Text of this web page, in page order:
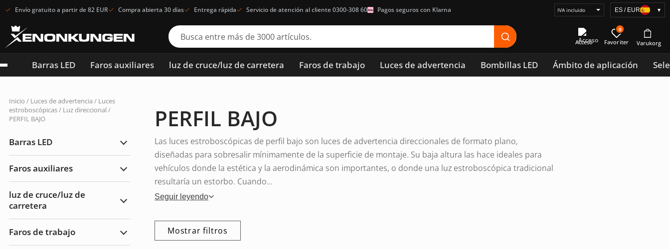
Envío gratuito a partir de 82 EUR Compra abierta 30 días Entrega rápida Servicio de atención al cliente 0300-308 60 Pagos seguros con Klarna
Seleccionar
visualización
precios
ES / EUR ▾
Acceso
0
Barras LED Faros auxiliares luz de cruce/luz de carretera Faros de trabajo Luces de advertencia Bombillas LED Ámbito de aplicación
Inicio / Luces de advertencia / Luces
estroboscópicas / Luz direccional /
PERFIL BAJO
Barras LED
Ampliar
Faros auxiliares
Ampliar
luz de cruce/luz de
carretera
Ampliar
de
de
Faros de trabajo
Ampliar
PERFIL BAJO
Las luces estroboscópicas de perfil bajo son luces de advertencia direccionales de formato plano,
diseñadas para sobresalir mínimamente de la superficie de montaje. Su baja altura las hace ideales para
vehículos donde la estética y la aerodinámica son importantes, o donde una luz estroboscópica tradicional
resultaría un estorbo. Cuando...
Seguir leyendo
Mostrar filtros